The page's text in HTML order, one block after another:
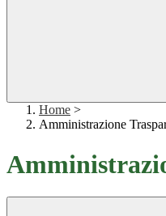
Home >
Amministrazione